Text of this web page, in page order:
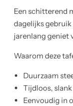
Een schitterend
dagelijks
jarenlang geniet
Waarom deze
Duurzaam
Tijdloos,
Eenvoudig in